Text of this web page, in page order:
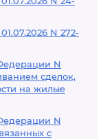
N 272-
N
сделок,
на жилые
N
с